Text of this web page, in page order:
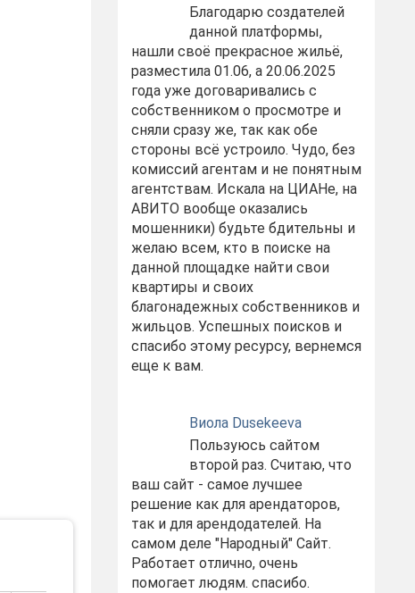
Благодарю создателей
данной платформы,
нашли своё прекрасное жильё,
разместила 01.06, а 20.06.2025
года уже договаривались с
собственником о просмотре и
сняли сразу же, так как обе
стороны всё устроило. Чудо, без
комиссий агентам и не понятным
агентствам. Искала на ЦИАНе, на
АВИТО вообще оказались
мошенники) будьте бдительны и
желаю всем, кто в поиске на
данной площадке найти свои
квартиры и своих
благонадежных собственников и
жильцов. Успешных поисков и
спасибо этому ресурсу, вернемся
еще к вам.
Виола Dusekeeva
Пользуюсь сайтом
второй раз. Считаю, что
ваш сайт - самое лучшее
решение как для арендаторов,
так и для арендодателей. На
самом деле "Народный" Сайт.
Работает отлично, очень
помогает людям. спасибо.